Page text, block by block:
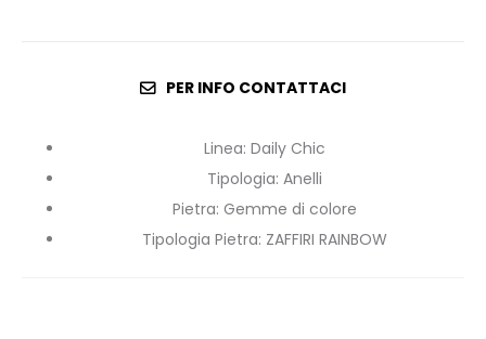
PER INFO CONTATTACI
Linea: Daily Chic
Tipologia: Anelli
Pietra: Gemme di colore
Tipologia Pietra: ZAFFIRI RAINBOW